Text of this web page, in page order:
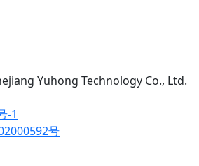
Yuhong Technology Co., Ltd.
-1
号